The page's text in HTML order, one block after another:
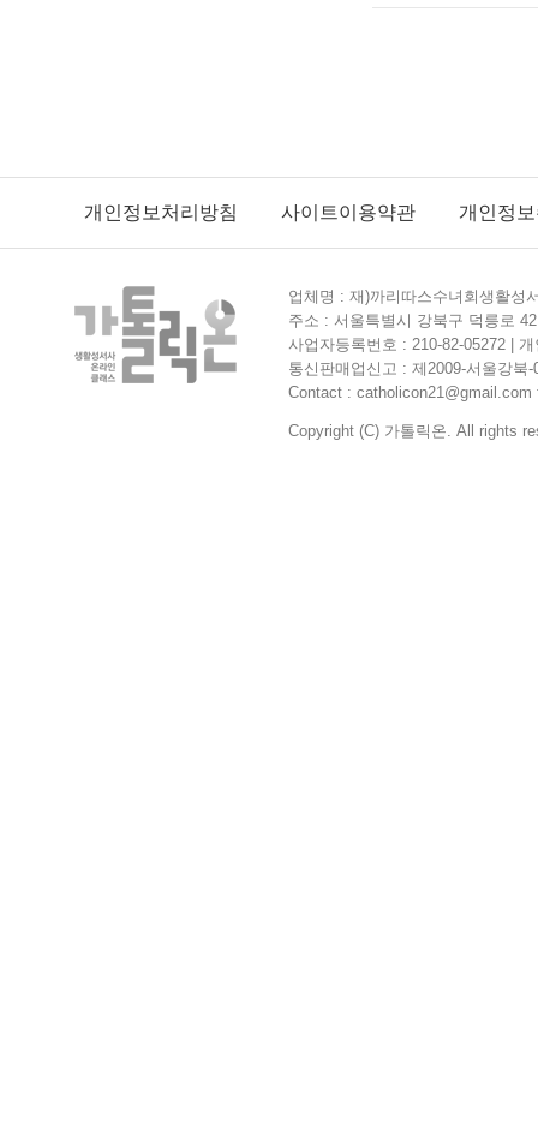
개인정보처리방침 사이트이용약관 개인정
업체명 : 재)까리따스수녀회생활성
주소 : 서울특별시 강북구 덕릉로
사업자등록번호 : 210-82-05272 |
통신판매업신고 : 제2009-서울강북
Contact : catholicon21@gmail.com
Copyright (C) 가톨릭온. All rights